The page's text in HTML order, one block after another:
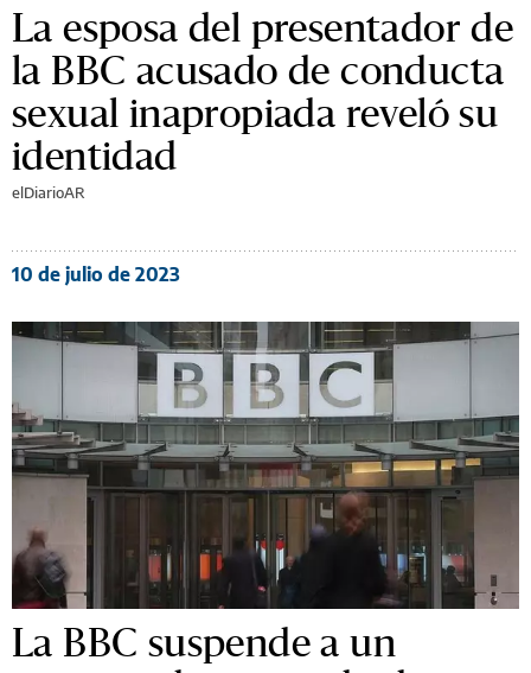
La esposa del presentador de
la BBC acusado de conducta
sexual inapropiada reveló su
identidad
elDiarioAR
10 de julio de 2023
La BBC suspende a un